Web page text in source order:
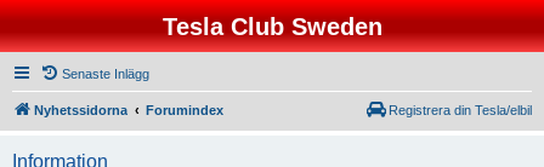
Tesla Club Sweden
Senaste Inlägg
Nyhetssidorna Forumindex Registrera din Tesla/elbil
Information